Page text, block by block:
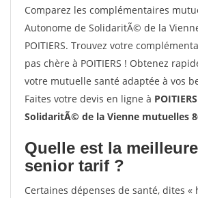
Comparez les complémentaires
Autonome de SolidaritÃ© de la
POITIERS. Trouvez votre
pas chère à POITIERS ! Obtenez
votre mutuelle santé adaptée à vos
Faites votre devis en ligne à
SolidaritÃ© de la Vienne mutuelles
Quelle est la
senior tarif ?
Certaines dépenses de santé, dites «